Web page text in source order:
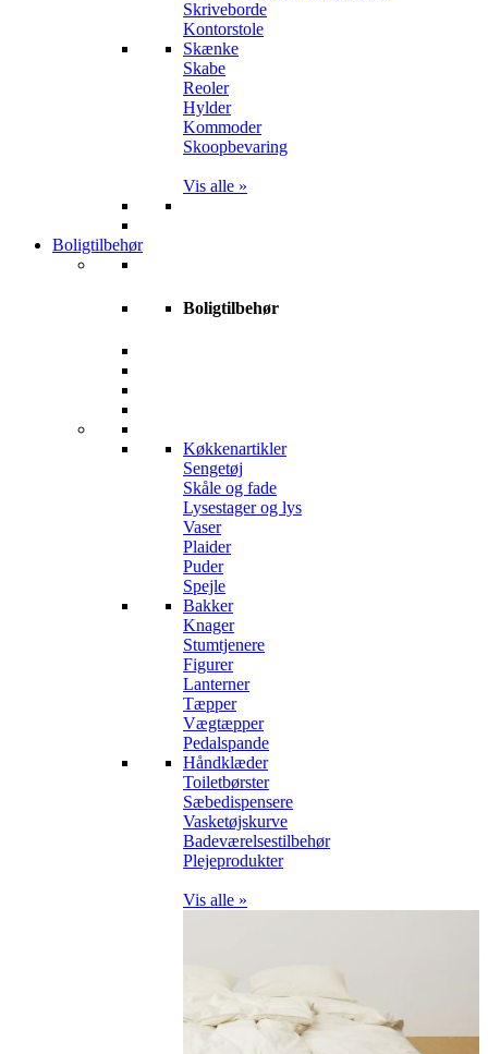
Skriveborde
Kontorstole
Skænke
Skabe
Reoler
Hylder
Kommoder
Skoopbevaring
Vis alle »
Boligtilbehør
Boligtilbehør
Køkkenartikler
Sengetøj
Skåle og fade
Lysestager og lys
Vaser
Plaider
Puder
Spejle
Bakker
Knager
Stumtjenere
Figurer
Lanterner
Tæpper
Vægtæpper
Pedalspande
Håndklæder
Toiletbørster
Sæbedispensere
Vasketøjskurve
Badeværelsestilbehør
Plejeprodukter
Vis alle »